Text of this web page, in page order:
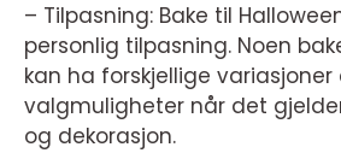
– Tilpasning: Bake til
personlig tilpasning. Noen
kan ha forskjellige variasjoner
valgmuligheter når det
og dekorasjon.